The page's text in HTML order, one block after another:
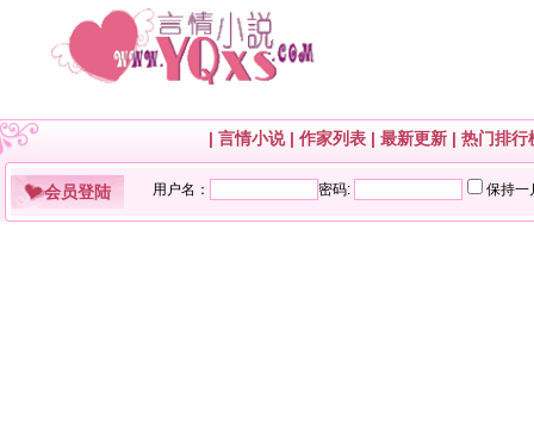
| 言情小说| 作家列表 | 最新更新 | 热门排行
会员登陆